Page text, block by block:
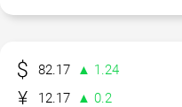
82.17 ▲ 1.24
12.17
▲ 0.2